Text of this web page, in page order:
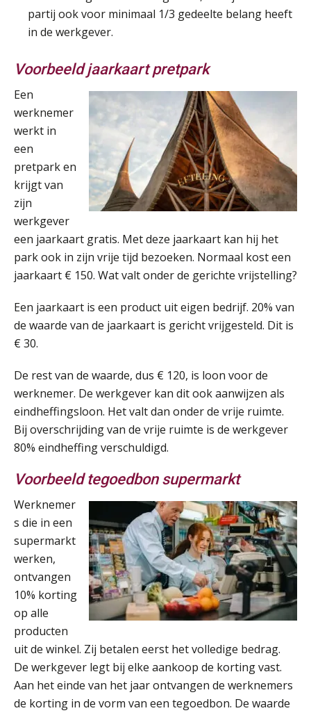
partij ook voor minimaal 1/3 gedeelte belang heeft
in de werkgever.
Voorbeeld jaarkaart pretpark
Een
werknemer
werkt in
een
pretpark en
krijgt van
zijn
werkgever
een jaarkaart gratis. Met deze jaarkaart kan hij het
park ook in zijn vrije tijd bezoeken. Normaal kost een
jaarkaart € 150. Wat valt onder de gerichte vrijstelling?
Een jaarkaart is een product uit eigen bedrijf. 20% van
de waarde van de jaarkaart is gericht vrijgesteld. Dit is
€ 30.
De rest van de waarde, dus € 120, is loon voor de
werknemer. De werkgever kan dit ook aanwijzen als
eindheffingsloon. Het valt dan onder de vrije ruimte.
Bij overschrijding van de vrije ruimte is de werkgever
80% eindheffing verschuldigd.
Voorbeeld tegoedbon supermarkt
Werknemer
s die in een
supermarkt
werken,
ontvangen
10% korting
op alle
producten
uit de winkel. Zij betalen eerst het volledige bedrag.
De werkgever legt bij elke aankoop de korting vast.
Aan het einde van het jaar ontvangen de werknemers
de korting in de vorm van een tegoedbon. De waarde
AUG
MOCuitgevers
25
AUG
MOCuitgevers
25
AUG
Summercourse Werkkostenregeling
MOCuitgevers
25
AUG
Online Opleiding Praktijkdiploma Loonadministratie (PDL)
MOCuitgevers
25
AUG
MOCuitgevers
26
Opfriscursus PDL (NIRPA PE)
Summercourse Impact en invloed van AI op de salarisverwerking (basis)
27
AUG
Summercourse Impact en invloed van AI op de salarisverwerking (verdieping)
MOCuitgevers
28
28
AUG
Opfriscursus VPS (NIRPA PE)
Markus Verbeek Praehep
31
AUG
Praktijkdiploma Loonadministratie (PDL®)
Markus Verbeek Praehep
01
SEP
Cursus Van salarisadministrateur naar beloningsadviseur (basis)
03
SEP
Online cursus Wwft voor salarisadministrateurs (inclusief praktijkmodellen)
MOCuitgevers